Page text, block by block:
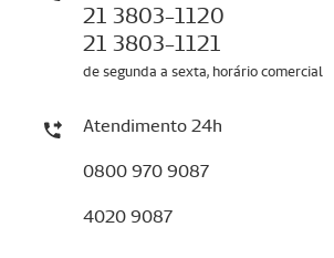
21 3803-1120
21 3803-1121
de segunda a sexta, horário comercial
Atendimento 24h
0800 970 9087
4020 9087